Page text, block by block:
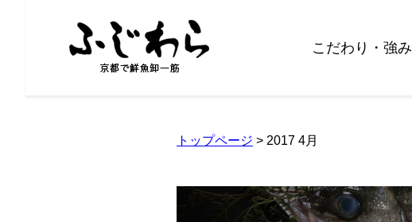
こだわり・強み
トップページ > 2017 4月